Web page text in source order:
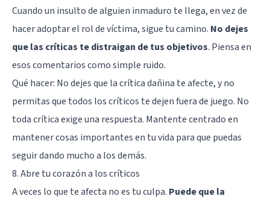
Cuando un insulto de alguien inmaduro te llega, en vez de
hacer adoptar el rol de víctima, sigue tu camino. No dejes
que las críticas te distraigan de tus objetivos. Piensa en
esos comentarios como simple ruido.
Qué hacer: No dejes que la crítica dañina te afecte, y no
permitas que todos los críticos te dejen fuera de juego. No
toda crítica exige una respuesta. Mantente centrado en
mantener cosas importantes en tu vida para que puedas
seguir dando mucho a los demás.
8. Abre tu corazón a los críticos
A veces lo que te afecta no es tu culpa. Puede que la